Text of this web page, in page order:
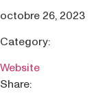
octobre 26, 2023
Category:
Website
Share: